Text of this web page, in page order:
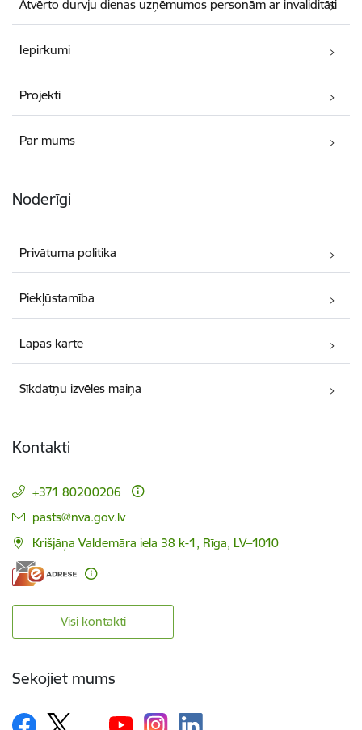
Atvērto durvju dienas uzņēmumos personām ar invaliditāti
Iepirkumi
Projekti
Par mums
Noderīgi
Privātuma politika
Piekļūstamība
Lapas karte
Sīkdatņu izvēles maiņa
Kontakti
+371 80200206
E-pasts:
pasts@nva.gov.lv
Krišjāņa Valdemāra iela 38 k-1, Rīga, LV–1010
Visi kontakti
Sekojiet mums